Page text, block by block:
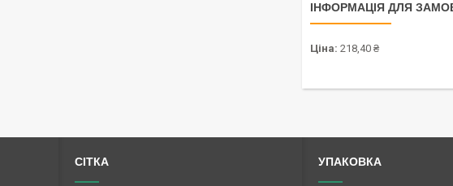
ІНФОРМАЦІЯ ДЛЯ
Ціна: 218,40 ₴
СІТКА УПАКОВКА